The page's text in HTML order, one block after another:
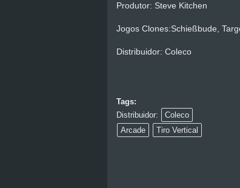
Produtor: Steve Kitchen
Jogos Clones:Schießbude,
Distribuidor: Coleco
Tags:
Distribuidor:
Coleco
Arcade
Tiro Vertical